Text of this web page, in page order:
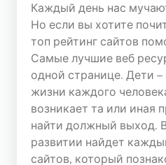
АККАУНТ
Регистрация
Авторизация
СТАТИСТИКА
ТОПА
Сегодня
Каждый день нас
Но если вы хотите
топ рейтинг сайтов
Самые лучшие веб
одной странице. Дети –
жизни каждого
возникает та или иная
найти должный выход.
развитии найдет
сайтов, который